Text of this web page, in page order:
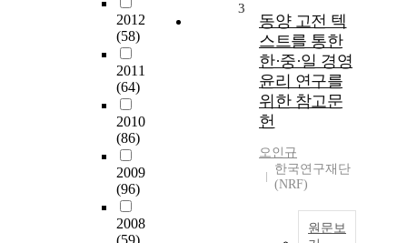
2012
(58)
2011
(64)
2010
(86)
2009
(96)
2008
3
동양 고전 텍
스트를 통한
한·중·일 경영
윤리 연구를
위한 참고문
헌
오인규
한국연구재단
(NRF)
원문보